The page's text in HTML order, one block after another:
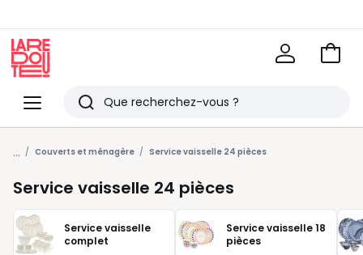
Menu
Redoute
Rechercher
Derniers
articles
vus
Voir
... Couverts et ménagère Service vaisselle 24 pièces
Service vaisselle 24 pièces
Service vaisselle
complet
Service vaisselle 18
pièces